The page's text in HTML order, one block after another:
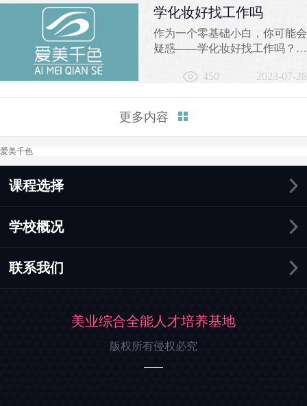
历太低学化妆的可能性，并推荐
苏州千色培训学校作为学习化妆
的良好选择。一、学历是否影响
学习化妆的能力？学历的高低并
唯一因素。学习化妆需...
学化妆好找工作吗
作为一个零基础小白，你可能会
疑惑——学化妆好找工作吗？让
是一个聪明的选择。在千色学校
富的知识和实践机会，帮助你在
化妆行业中迅速找到就业机会。
一、化妆行业需求持续增长。在
450 2023-07-28
更多内容
爱美千色
课程选择
学校概况
联系我们
美业综合全能人才培养基地
版权所有侵权必究